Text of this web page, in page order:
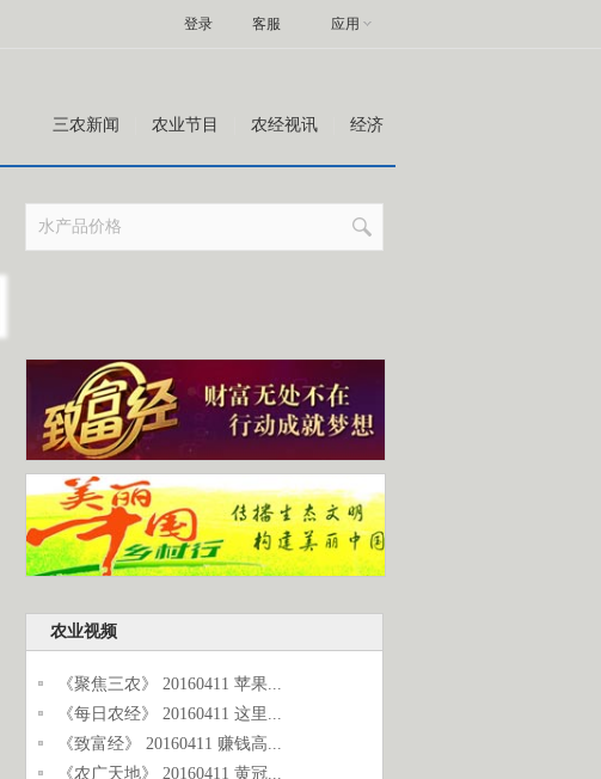
客服 应用
登录
三农新闻 农业节目 农经视讯 经济
农业视频
《聚焦三农》 20160411 苹果...
《每日农经》 20160411 这里...
《致富经》 20160411 赚钱高...
《农广天地》 20160411 黄冠...